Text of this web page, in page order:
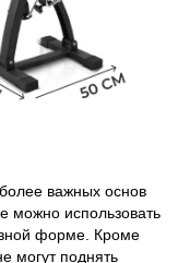
важных основ
можно использовать
форме. Кроме
могут поднять